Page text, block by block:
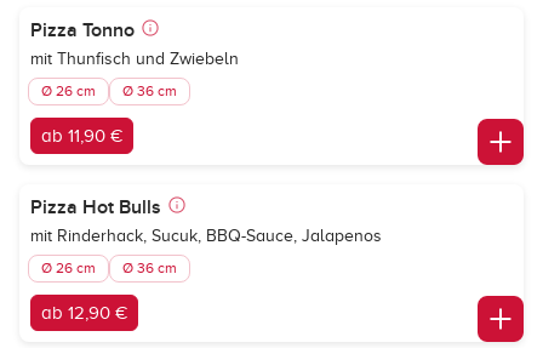
Pizza Tonno
mit Thunfisch und Zwiebeln
Ø 26 cm Ø 36 cm
ab 11,90 €
Pizza Hot Bulls
mit Rinderhack, Sucuk, BBQ-Sauce, Jalapenos
Ø 26 cm Ø 36 cm
ab 12,90 €